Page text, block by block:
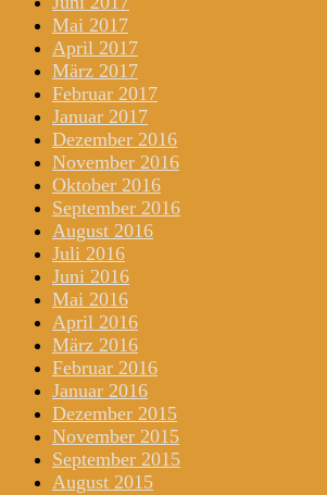
Mai 2017
April 2017
März 2017
Februar 2017
Januar 2017
Dezember 2016
November 2016
Oktober 2016
September 2016
August 2016
Juli 2016
Juni 2016
Mai 2016
April 2016
März 2016
Februar 2016
Januar 2016
Dezember 2015
November 2015
September 2015
August 2015